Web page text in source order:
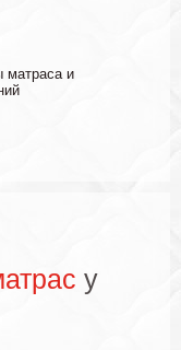
матраса и
у